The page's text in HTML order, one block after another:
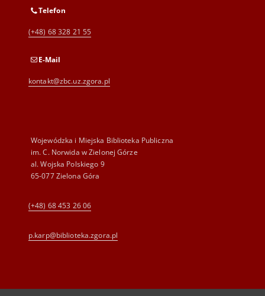
Telefon
(+48) 68 328 21 55
E-Mail
kontakt@zbc.uz.zgora.pl
Wojewódzka i Miejska Biblioteka Publiczna
im. C. Norwida w Zielonej Górze
al. Wojska Polskiego 9
65-077 Zielona Góra
(+48) 68 453 26 06
p.karp@biblioteka.zgora.pl